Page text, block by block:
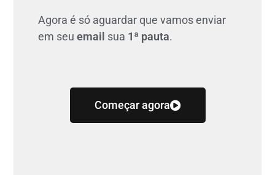
Agora é só aguardar que vamos enviar
em seuemail sua 1ª pauta.
Começar agora